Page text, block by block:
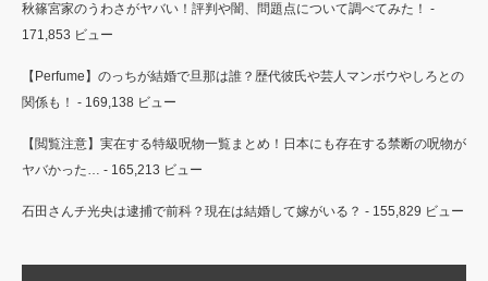
秋篠宮家のうわさがヤバい！評判や闇、問題点について調べてみた！ -
171,853 ビュー
【Perfume】のっちが結婚で旦那は誰？歴代彼氏や芸人マンボウやしろとの
関係も！ - 169,138 ビュー
【閲覧注意】実在する特級呪物一覧まとめ！日本にも存在する禁断の呪物が
ヤバかった… - 165,213 ビュー
石田さんチ光央は逮捕で前科？現在は結婚して嫁がいる？ - 155,829 ビュー